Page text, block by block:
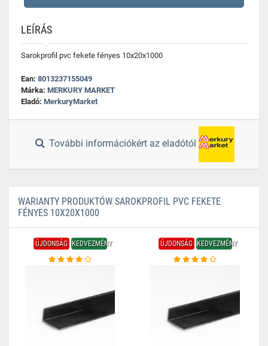
LEÍRÁS
Sarokprofil pvc fekete fényes 10x20x1000
Ean: 8013237155049
Márka: MERKURY MARKET
Eladó: MerkuryMarket
További információkért az eladótól
WARIANTY PRODUKTÓW SAROKPROFIL PVC FEKETE
FÉNYES 10X20X1000
ÚJDONSÁG KEDVEZMÉNY ÚJDONSÁG KEDVEZMÉNY